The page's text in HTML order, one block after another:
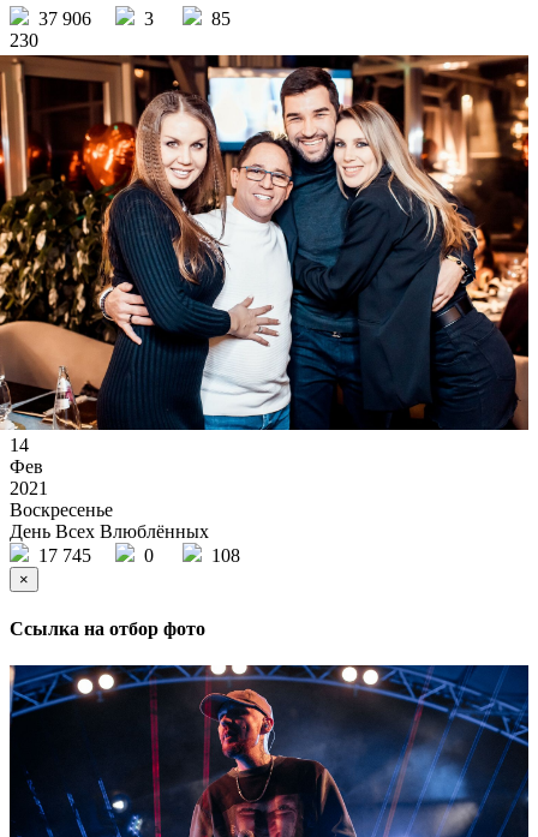
37 906
3
85
230
BAMBOOBAR/ другие события
14
Фев
2021
Воскресенье
День Всех Влюблённых
17 745
0 108
×
Ссылка на отбор фото